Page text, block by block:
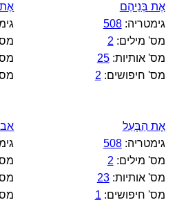
אֶת בְּנֵיהֶם
גימטריה:508
מס' מילים: 2
מס' אותיות:25
מס' חיפושים: 2
אֶת הַבָּעַל
גימטריה:508
מס' מילים: 2
מס' אותיות:23
מס' חיפושים: 1